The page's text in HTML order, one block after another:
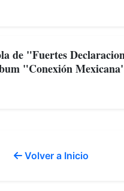
de "Fuertes
"Conexión
Volver a Inicio